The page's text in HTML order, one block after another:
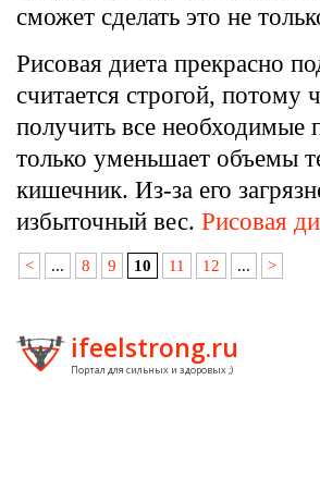
сможет сделать это не
Рисовая диета прекрасно
считается строгой, потому
получить все необходимые
только уменьшает объемы
кишечник. Из-за его
избыточный вес. Рисовая
< ... 8 9 10 11 12 ... >
ifeelstrong.ru
Портал для сильных и здоровых ;)